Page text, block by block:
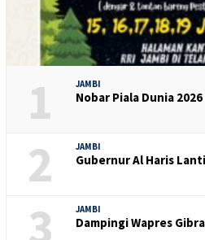
1 JAMBI
Nobar Piala Dunia
2 JAMBI
Gubernur Al Haris
3 JAMBI
Dampingi Wapres